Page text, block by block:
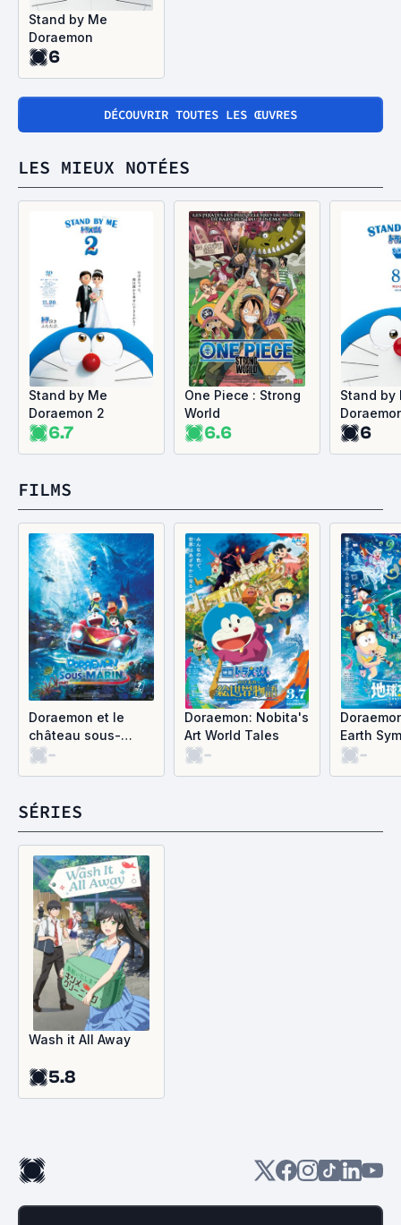
Stand by Me
Doraemon
6
DÉCOUVRIR TOUTES LES ŒUVRES
LES MIEUX NOTÉES
Stand by Me
Doraemon 2
6.7
One Piece : Strong
World
6.6
Stand by
6
FILMS
Doraemon et le
château sous-
marin
-
Doraemon: Nobita's
Art World Tales
-
Earth
-
SÉRIES
Wash it All Away
5.8